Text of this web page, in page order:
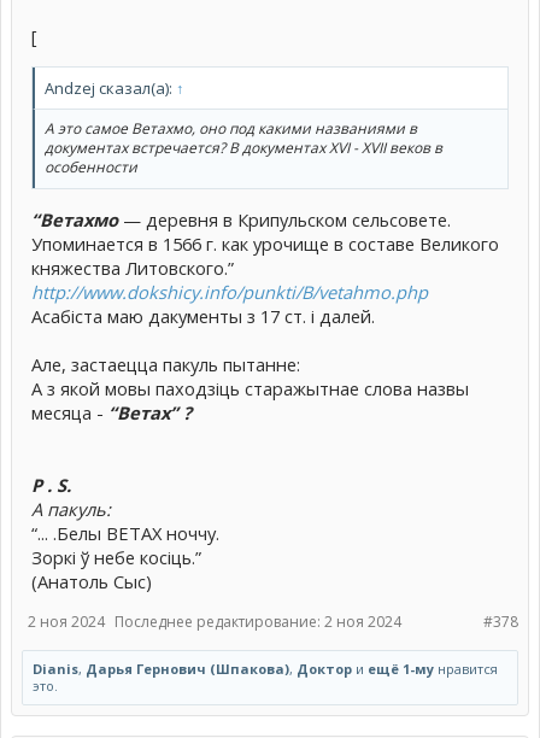
[
Andzej сказал(а): ↑
А это самое Ветахмо, оно под какими названиями в
документах встречается? В документах XVI - XVII веков в
особенности
“Ветахмо— деревня в Крипульском сельсовете.
Упоминается в 1566 г. как урочище в составе Великого
княжества Литовского.”
http://www.dokshicy.info/punkti/B/vetahmo.php
Асабіста маю дакументы з 17 ст. і далей.
Але, застаецца пакуль пытанне:
А з якой мовы паходзіць старажытнае слова назвы
месяца - “Ветах” ?
Р . S.
А пакуль:
“... .Белы ВЕТАХ ноччу.
Зоркі ў небе косіць.”
(Анатоль Сыс)
#378
2 ноя 2024 Последнее редактирование: 2 ноя 2024
Dianis, Дарья Гернович (Шпакова), Доктор и ещё 1-му нравится
это.